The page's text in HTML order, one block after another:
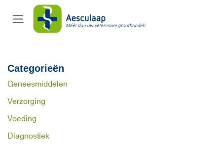
Overslaan naar inhoud
Categorieën
Geneesmiddelen
Verzorging
Voeding
Diagnostiek